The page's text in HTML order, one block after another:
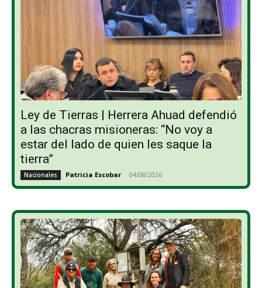
Ley de Tierras | Herrera Ahuad defendió
a las chacras misioneras: “No voy a
estar del lado de quien les saque la
tierra”
Nacionales Patricia Escobar - 04/08/2026